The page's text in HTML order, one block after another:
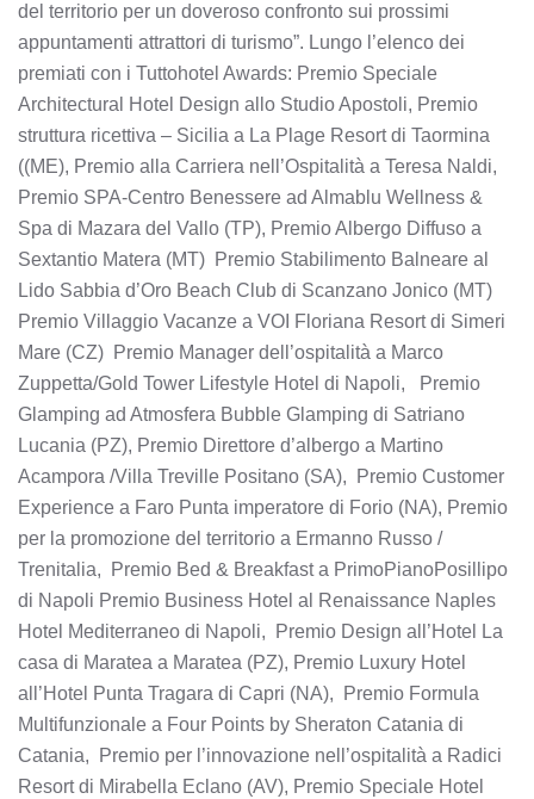
del territorio per un doveroso confronto sui prossimi
appuntamenti attrattori di turismo”. Lungo l’elenco dei
premiati con i Tuttohotel Awards: Premio Speciale
Architectural Hotel Design allo Studio Apostoli, Premio
struttura ricettiva – Sicilia a La Plage Resort di Taormina
((ME), Premio alla Carriera nell’Ospitalità a Teresa Naldi,
Premio SPA-Centro Benessere ad Almablu Wellness &
Spa di Mazara del Vallo (TP), Premio Albergo Diffuso a
Sextantio Matera (MT) Premio Stabilimento Balneare al
Lido Sabbia d’Oro Beach Club di Scanzano Jonico (MT)
Premio Villaggio Vacanze a VOI Floriana Resort di Simeri
Mare (CZ) Premio Manager dell’ospitalità a Marco
Zuppetta/Gold Tower Lifestyle Hotel di Napoli, Premio
Glamping ad Atmosfera Bubble Glamping di Satriano
Lucania (PZ), Premio Direttore d’albergo a Martino
Acampora /Villa Treville Positano (SA), Premio Customer
Experience a Faro Punta imperatore di Forio (NA), Premio
per la promozione del territorio a Ermanno Russo /
Trenitalia, Premio Bed & Breakfast a PrimoPianoPosillipo
di Napoli Premio Business Hotel al Renaissance Naples
Hotel Mediterraneo di Napoli, Premio Design all’Hotel La
casa di Maratea a Maratea (PZ), Premio Luxury Hotel
all’Hotel Punta Tragara di Capri (NA), Premio Formula
Multifunzionale a Four Points by Sheraton Catania di
Catania, Premio per l’innovazione nell’ospitalità a Radici
Resort di Mirabella Eclano (AV), Premio Speciale Hotel